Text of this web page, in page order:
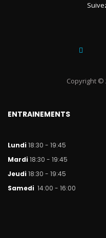
Copyright ©
ENTRAINEMENTS
Lundi 18:30 - 19:45
Mardi 18:30 - 19:45
Jeudi 18:30 - 19:45
Samedi 14:00 - 16:00